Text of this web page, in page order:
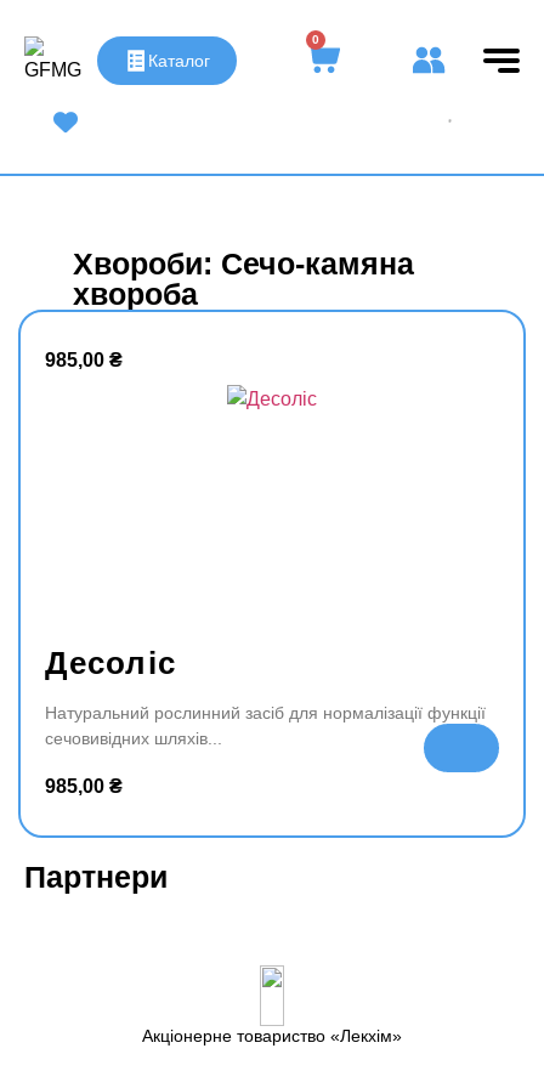
UA | RU
Каталог
0
Хвороби: Сечо-камяна
хвороба
985,00 ₴
Десоліс
Натуральний рослинний засіб для нормалізації функції
сечовивідних шляхів
985,00 ₴
да
Партнери
Акціонерне товариство Лекхім